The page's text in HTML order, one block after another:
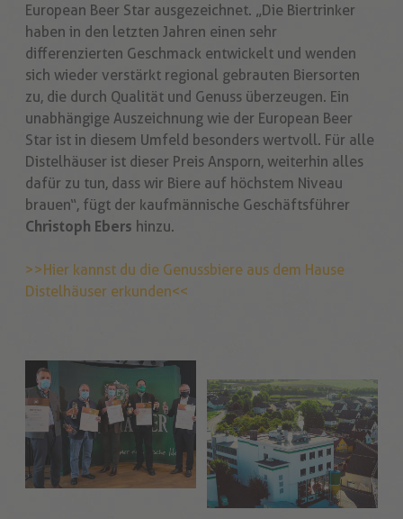
European Beer Star ausgezeichnet. „Die Biertrinker
haben in den letzten Jahren einen sehr
differenzierten Geschmack entwickelt und wenden
sich wieder verstärkt regional gebrauten Biersorten
zu, die durch Qualität und Genuss überzeugen. Ein
unabhängige Auszeichnung wie der European Beer
Star ist in diesem Umfeld besonders wertvoll. Für alle
Distelhäuser ist dieser Preis Ansporn, weiterhin alles
dafür zu tun, dass wir Biere auf höchstem Niveau
brauen“, fügt der kaufmännische Geschäftsführer
Christoph Ebers hinzu.
>>Hier kannst du die Genussbiere aus dem Hause
Distelhäuser erkunden<<